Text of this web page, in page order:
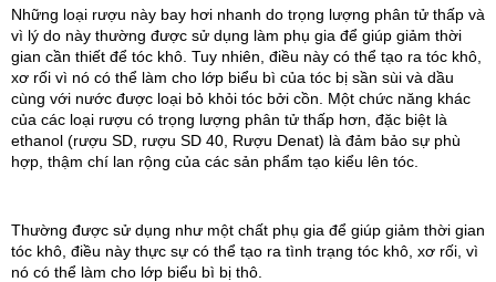
Những loại rượu này bay hơi nhanh do trọng lượng phân tử thấp và
vì lý do này thường được sử dụng làm phụ gia để giúp giảm thời
gian cần thiết để tóc khô. Tuy nhiên, điều này có thể tạo ra tóc khô,
xơ rối vì nó có thể làm cho lớp biểu bì của tóc bị sần sùi và dầu
cùng với nước được loại bỏ khỏi tóc bởi cồn. Một chức năng khác
của các loại rượu có trọng lượng phân tử thấp hơn, đặc biệt là
ethanol (rượu SD, rượu SD 40, Rượu Denat) là đảm bảo sự phù
hợp, thậm chí lan rộng của các sản phẩm tạo kiểu lên tóc.
Thường được sử dụng như một chất phụ gia để giúp giảm thời gian
tóc khô, điều này thực sự có thể tạo ra tình trạng tóc khô, xơ rối, vì
nó có thể làm cho lớp biểu bì bị thô.